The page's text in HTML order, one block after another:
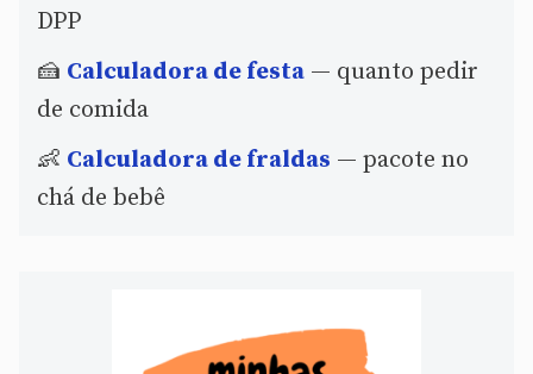
DPP
🍰 Calculadora de festa — quanto pedir
de comida
👶 Calculadora de fraldas — pacote no
chá de bebê